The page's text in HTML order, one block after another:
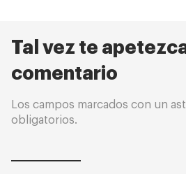
Tal vez te
comentario
Los campos marcados con un
obligatorios.